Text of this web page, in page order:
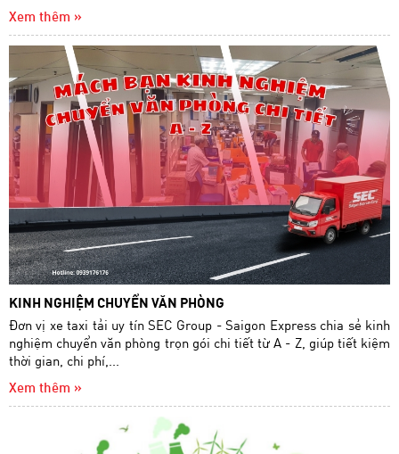
Xem thêm »
KINH NGHIỆM CHUYỂN VĂN PHÒNG
Đơn vị xe taxi tải uy tín SEC Group - Saigon Express chia sẻ kinh
nghiệm chuyển văn phòng trọn gói chi tiết từ A - Z, giúp tiết kiệm
thời gian, chi phí,...
Xem thêm »